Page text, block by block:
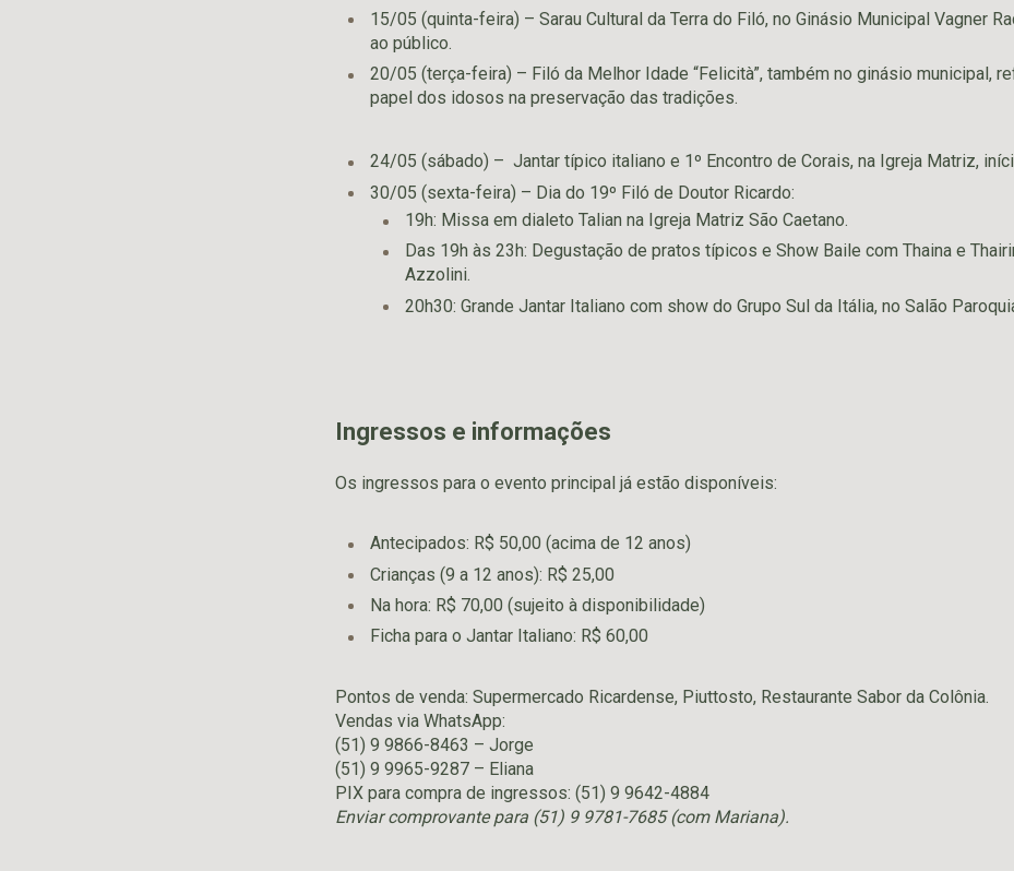
15/05 (quinta-feira) – Sarau Cultural da Terra do Filó, no Ginásio Municipal Vagner
ao público.
20/05 (terça-feira) – Filó da Melhor Idade “Felicità”, também no ginásio municipal,
papel dos idosos na preservação das tradições.
24/05 (sábado) – Jantar típico italiano e 1º Encontro de Corais, na Igreja Matriz,
30/05 (sexta-feira) – Dia do 19º Filó de Doutor Ricardo:
19h: Missa em dialeto Talian na Igreja Matriz São Caetano.
Das 19h às 23h: Degustação de pratos típicos e Show Baile com Thaina e
Azzolini.
20h30: Grande Jantar Italiano com show do Grupo Sul da Itália, no Salão
Ingressos e informações
Os ingressos para o evento principal já estão disponíveis:
Antecipados: R$ 50,00 (acima de 12 anos)
Crianças (9 a 12 anos): R$ 25,00
Na hora: R$ 70,00 (sujeito à disponibilidade)
Ficha para o Jantar Italiano: R$ 60,00
Pontos de venda: Supermercado Ricardense, Piuttosto, Restaurante Sabor da Colônia.
Vendas via WhatsApp:
(51) 9 9866-8463 – Jorge
(51) 9 9965-9287 – Eliana
PIX para compra de ingressos: (51) 9 9642-4884
Enviar comprovante para (51) 9 9781-7685 (com Mariana).